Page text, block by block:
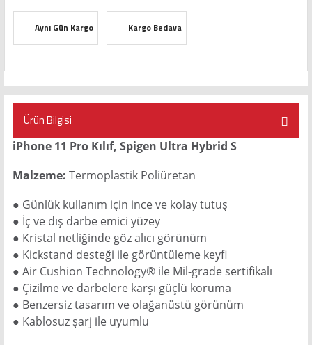
Aynı Gün Kargo Kargo Bedava
Ürün Bilgisi
iPhone 11 Pro Kılıf, Spigen Ultra Hybrid S
Malzeme: Termoplastik Poliüretan
● Günlük kullanım için ince ve kolay tutuş
● İç ve dış darbe emici yüzey
● Kristal netliğinde göz alıcı görünüm
● Kickstand desteği ile görüntüleme keyfi
● Air Cushion Technology® ile Mil-grade sertifikalı
● Çizilme ve darbelere karşı güçlü koruma
● Benzersiz tasarım ve olağanüstü görünüm
● Kablosuz şarj ile uyumlu